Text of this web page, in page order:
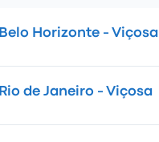
Belo Horizonte - Viçosa
Rio de Janeiro - Viçosa